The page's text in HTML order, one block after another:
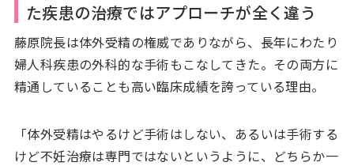
た疾患の治療ではアプローチが全く違う
藤原院長は体外受精の権威でありながら、長年にわたり
婦人科疾患の外科的な手術もこなしてきた。その両方に
精通していることも高い臨床成績を誇っている理由。
「体外受精はやるけど手術はしない、あるいは手術する
けど不妊治療は専門ではないというように、どちらか一